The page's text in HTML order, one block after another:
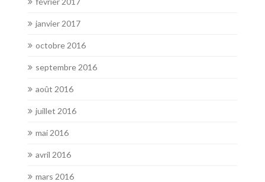
janvier 2017
octobre 2016
septembre 2016
août 2016
juillet 2016
mai 2016
avril 2016
mars 2016